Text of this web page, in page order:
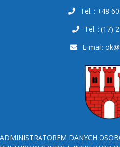
Tel. : +48
Tel. : (17)
E-mail:
ADMINISTRATOREM DANYCH